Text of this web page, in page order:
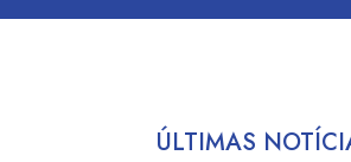
ÚLTIMAS